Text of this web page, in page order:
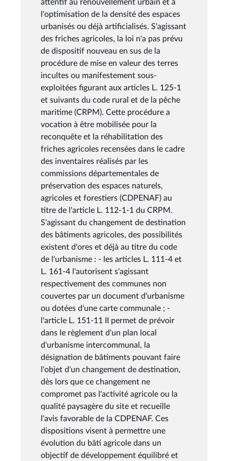
attentif au renouvellement urbain et à
l'optimisation de la densité des espaces
urbanisés ou déjà artificialisés. S'agissant
des friches agricoles, la loi n'a pas prévu
de dispositif nouveau en sus de la
procédure de mise en valeur des terres
incultes ou manifestement sous-
exploitées figurant aux articles L. 125-1
et suivants du code rural et de la pêche
maritime (CRPM). Cette procédure a
vocation à être mobilisée pour la
reconquête et la réhabilitation des
friches agricoles recensées dans le cadre
des inventaires réalisés par les
commissions départementales de
préservation des espaces naturels,
agricoles et forestiers (CDPENAF) au
titre de l'article L. 112-1-1 du CRPM.
S'agissant du changement de destination
des bâtiments agricoles, des possibilités
existent d'ores et déjà au titre du code
de l'urbanisme : - les articles L. 111-4 et
L. 161-4 l'autorisent s'agissant
respectivement des communes non
couvertes par un document d'urbanisme
ou dotées d'une carte communale ; -
l'article L. 151-11 II permet de prévoir
dans le règlement d'un plan local
d'urbanisme intercommunal, la
désignation de bâtiments pouvant faire
l'objet d'un changement de destination,
dès lors que ce changement ne
compromet pas l'activité agricole ou la
qualité paysagère du site et recueille
l'avis favorable de la CDPENAF. Ces
dispositions visent à permettre une
évolution du bâti agricole dans un
objectif de développement équilibré et